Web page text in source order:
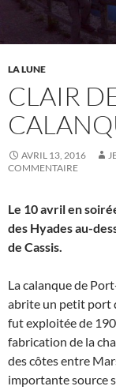
LA LUNE
CLAIR
AVRIL 13, 2016
COMMENTAIRE
Le 10 avril en
des Hyades au-
de Cassis.
La calanque de
abrite un petit port
fut exploitée de
fabrication de la
des côtes entre
importante source